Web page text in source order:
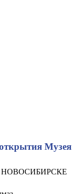
Музея
НОВОСИБИРСКЕ